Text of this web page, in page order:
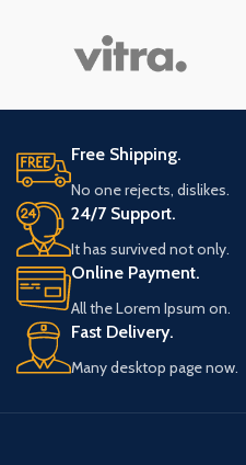
Free Shipping.
No one rejects, dislikes.
24/7 Support.
It has survived not only.
Online Payment.
All the Lorem Ipsum on.
Fast Delivery.
Many desktop page now.